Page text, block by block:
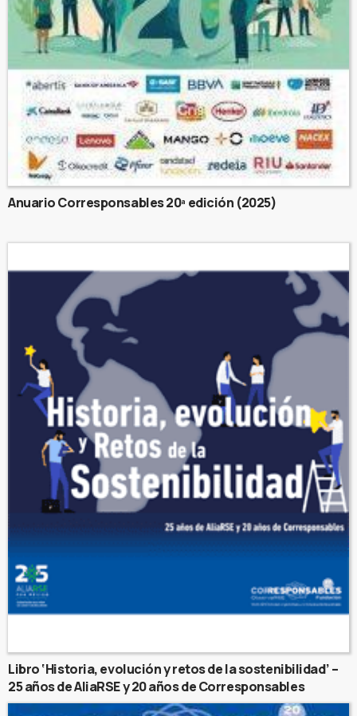
Anuario Corresponsables 20ª edición (2025)
Libro ‘Historia, evolución y retos de la sostenibilidad’ –
25 años de AliaRSE y 20 años de Corresponsables